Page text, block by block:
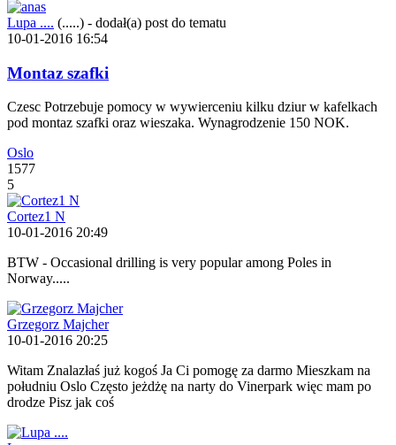
Lupa .... (.....) - dodał(a) post do tematu
10-01-2016 16:54
Montaz szafki
Czesc Potrzebuje pomocy w wywierceniu kilku dziur w kafelkach
pod montaz szafki oraz wieszaka. Wynagrodzenie 150 NOK.
Oslo
1577
5
Cortez1 N
10-01-2016 20:49
BTW - Occasional drilling is very popular among Poles in
Norway.....
Grzegorz Majcher
10-01-2016 20:25
Witam Znalazłaś już kogoś Ja Ci pomogę za darmo Mieszkam na
południu Oslo Często jeżdżę na narty do Vinerpark więc mam po
drodze Pisz jak coś